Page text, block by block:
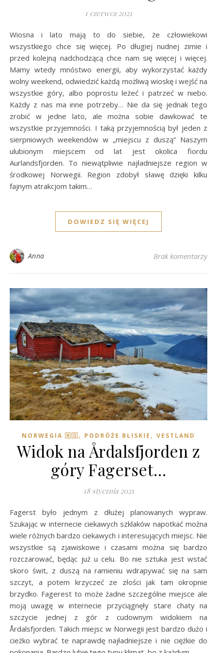
1 czerwca 2021
Wiosna i lato mają to do siebie, że człowiekowi
wszystkiego chce się więcej. Po długiej nudnej zimie i
przed kolejną nadchodzącą chce nam się więcej i więcej.
Mamy wtedy mnóstwo energii, aby wykorzystać każdy
wolny weekend, odwiedzić każdą możliwą wioskę i wejść na
wszystkie góry, albo poprostu leżeć i patrzeć w niebo.
Każdy z nas ma inne potrzeby… Nie da się jednak tego
zrobić w jedne lato, ale można sobie dawkować te
wszystkie przyjemności. I taką przyjemnością był jeden z
sierpniowych weekendów w „miejscu z duszą” Naszym
ulubionym miejscem od lat jest okolica fiordu
Aurlandsfjorden. To niewątpliwie najładniejsze region w
środkowej Norwegii. Region zdobył sławę dzięki kilku
fajnym atrakcjom takim…
DOWIEDZ SIĘ WIĘCEJ
Anna Brak komentarzy
NORWEGIA 🇳🇴, PODRÓŻE BLISKIE , VESTLAND
Widok na Årdalsfjorden z
góry Fagerset…
18 stycznia 2021
Fagerst było jednym z dłużej planowanych wypraw.
Szukając w internecie ciekawych szklaków napotkać można
wiele różnych bardzo ciekawych i interesujących miejsc. Nie
wszystkie są zjawiskowe i czasami można się bardzo
rozczarować, będąc już u celu. Bo nie sztuka jest wstać
skoro świt, z duszą na ramieniu wdrapywać się na sam
szczyt, a potem krzyczeć ze złości jak tam okropnie
brzydko. Fagerest to może żadne szczególne miejsce ale
moją uwagę w internecie przyciągnęły stare chaty na
szczycie jednej z gór z cudownym widokiem na
Årdalsfjorden. Takich miejsc w Norwegii jest bardzo dużo i
cieżko wybrać te naprawdę najładniejsze i nie ciężkie do